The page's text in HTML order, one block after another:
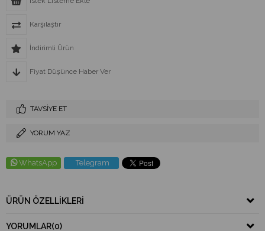
Karşılaştır
İndirimli Ürün
Fiyat Düşünce Haber Ver
TAVSIYE ET
YORUM YAZ
WhatsApp Telegram
ÜRÜN ÖZELLIKLERI
YORUMLAR(0)